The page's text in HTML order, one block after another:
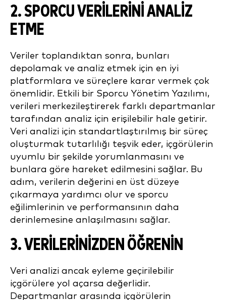
2. SPORCU VERILERINI ANALIZ
ETME
Veriler toplandıktan sonra, bunları
depolamak ve analiz etmek için en iyi
platformlara ve süreçlere karar vermek çok
önemlidir. Etkili bir Sporcu Yönetim Yazılımı,
verileri merkezileştirerek farklı departmanlar
tarafından analiz için erişilebilir hale getirir.
Veri analizi için standartlaştırılmış bir süreç
oluşturmak tutarlılığı teşvik eder, içgörülerin
uyumlu bir şekilde yorumlanmasını ve
bunlara göre hareket edilmesini sağlar. Bu
adım, verilerin değerini en üst düzeye
çıkarmaya yardımcı olur ve sporcu
eğilimlerinin ve performansının daha
derinlemesine anlaşılmasını sağlar.
3. VERILERINIZDEN ÖĞRENIN
Veri analizi ancak eyleme geçirilebilir
içgörülere yol açarsa değerlidir.
Departmanlar arasında içgörülerin